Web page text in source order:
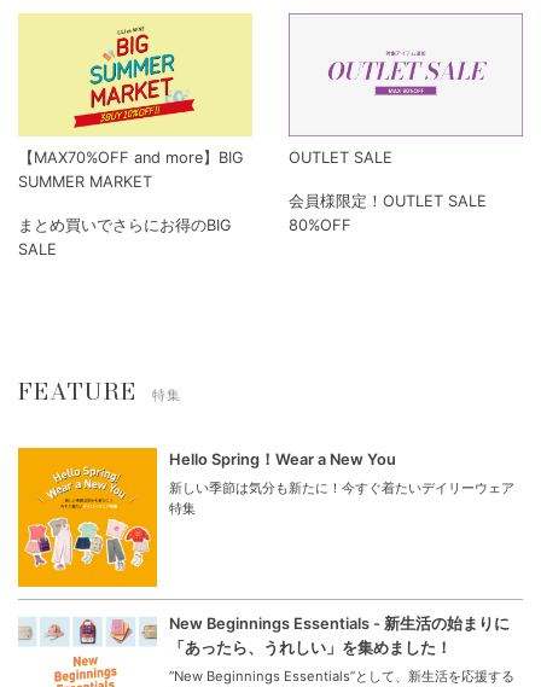
【MAX70%OFF and more】BIG
SUMMER MARKET
まとめ買いでさらにお得のBIG
SALE
OUTLET SALE
会員様限定！OUTLET SALE
80%OFF
FEATURE 特集
Hello Spring！Wear a New You
新しい季節は気分も新たに！今すぐ着たいデイリーウェア
特集
New Beginnings Essentials - 新生活の始まりに
「あったら、うれしい」を集めました！
“New Beginnings Essentials”として、新生活を応援する